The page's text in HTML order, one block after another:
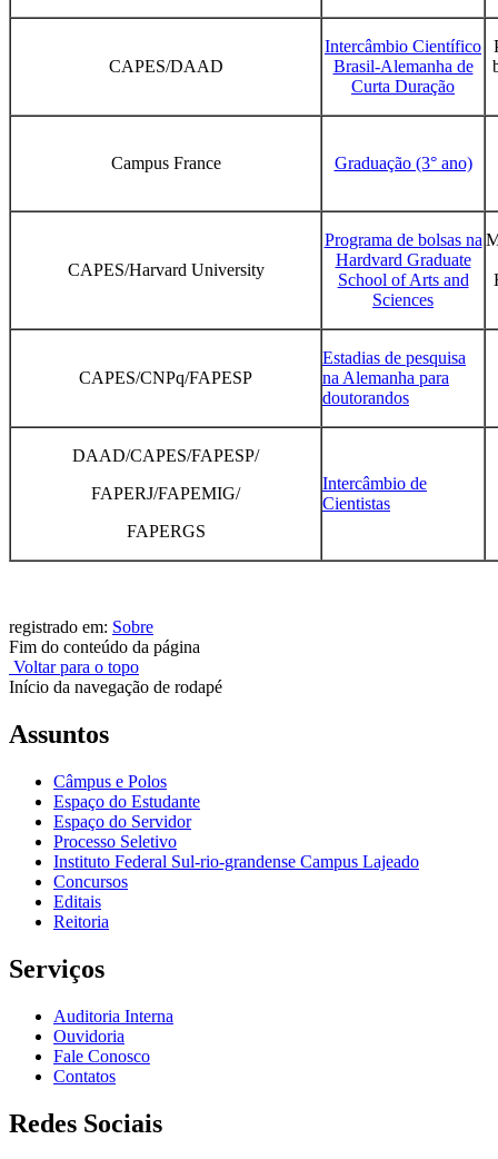
CAPES/DAAD
Intercâmbio Científico
Brasil-Alemanha de
Curta Duração
Campus France Graduação (3° ano)
CAPES/Harvard University
Programa de bolsas na
Hardvard Graduate
School of Arts and
Sciences
CAPES/CNPq/FAPESP
Estadias de pesquisa
na Alemanha para
doutorandos
DAAD/CAPES/FAPESP/
FAPERJ/FAPEMIG/
FAPERGS
Intercâmbio de
Cientistas
registrado em: Sobre
Fim do conteúdo da página
Voltar para o topo
Início da navegação de rodapé
Assuntos
Câmpus e Polos
Espaço do Estudante
Espaço do Servidor
Processo Seletivo
Instituto Federal Sul-rio-grandense Campus Lajeado
Concursos
Editais
Reitoria
Serviços
Auditoria Interna
Ouvidoria
Fale Conosco
Contatos
Redes Sociais